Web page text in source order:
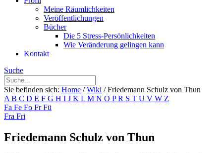
Meine Räumlichkeiten
Veröffentlichungen
Bücher
Die 5 Stress-Persönlichkeiten
Wie Veränderung gelingen kann
Kontakt
Suche
Sie befinden sich: Home / Wiki / Friedemann Schulz von Thun
A B C D E F G H I J K L M N O PR S T U V W Z
Fa Fe Fo FrFü
Fra Fri
Friedemann Schulz von Thun